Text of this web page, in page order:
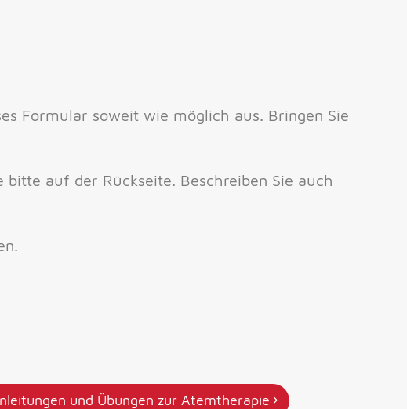
Formular soweit wie möglich aus. Bringen Sie
auf der Rückseite. Beschreiben Sie auch
und Übungen zur Atemtherapie